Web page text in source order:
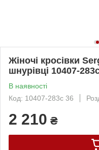
Жіночі кросівки
шнурівці 10407-
В наявності
Код: 10407-283c 36
2 210 ₴